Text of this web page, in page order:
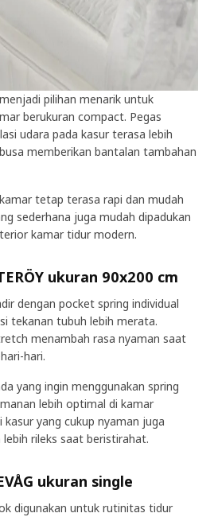
pilihan menarik untuk
berukuran compact. Pegas
udara pada kasur terasa lebih
memberikan bantalan tambahan
tetap terasa rapi dan mudah
sederhana juga mudah dipadukan
kamar tidur modern.
ukuran 90x200 cm
dengan pocket spring individual
tekanan tubuh lebih merata.
menambah rasa nyaman saat
hari.
yang ingin menggunakan spring
lebih optimal di kamar
yang cukup nyaman juga
rileks saat beristirahat.
ukuran single
digunakan untuk rutinitas tidur